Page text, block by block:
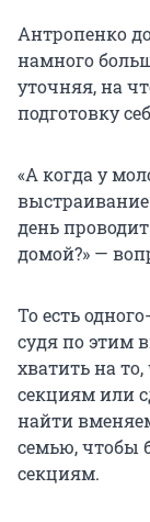
Антропенко
намного
уточняя, на
подготовку
«А когда у
день
домой?» —
То есть
судя по этим
хватить на
секциям или
найти
семью, чтобы
секциям.